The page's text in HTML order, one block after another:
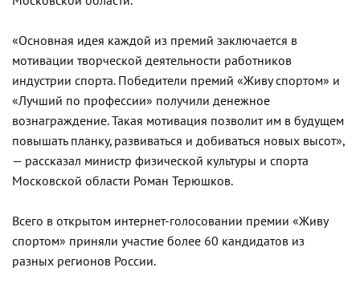
«Основная идея каждой из премий заключается в
мотивации творческой деятельности работников
индустрии спорта. Победители премий «Живу спортом» и
«Лучший по профессии» получили денежное
вознаграждение. Такая мотивация позволит им в будущем
повышать планку, развиваться и добиваться новых высот»,
— рассказал министр физической культуры и спорта
Московской области Роман Терюшков.
Всего в открытом интернет-голосовании премии «Живу
спортом» приняли участие более 60 кандидатов из
разных регионов России.